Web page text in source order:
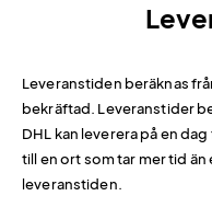
Leveranstiden beräknas
bekräftad. Leveranstider
DHL kan leverera på en
till en ort som tar mer tid än
leveranstiden.